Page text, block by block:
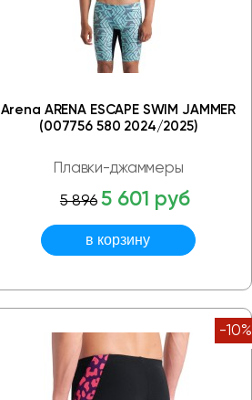
Arena ARENA ESCAPE SWIM JAMMER
(007756 580 2024/2025)
Плавки-джаммеры
5 896 5 601 руб
-10%